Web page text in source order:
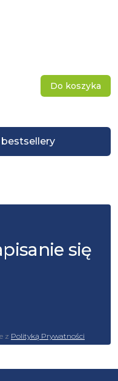
Do koszyka
się
z Polityką Prywatności